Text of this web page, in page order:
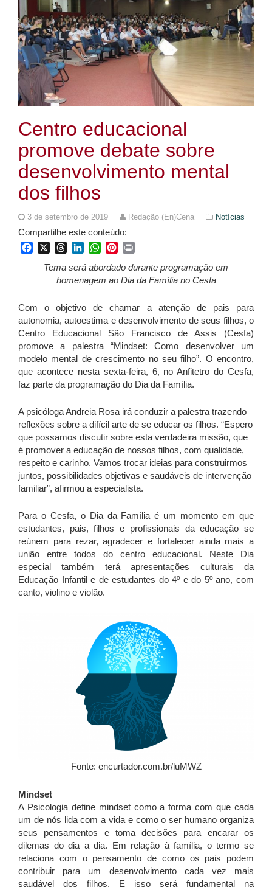
Centro educacional
promove debate sobre
desenvolvimento mental
dos filhos
3 de setembro de 2019 Redação (En)Cena Notícias
Compartilhe este conteúdo:
FacebookThreadsLinkedInWhatsApp
Pinterest
Tema será abordado durante programação em
homenagem ao Dia da Família no Cesfa
Com o objetivo de chamar a atenção de pais para
autonomia, autoestima e desenvolvimento de seus filhos, o
Centro Educacional São Francisco de Assis (Cesfa)
promove a palestra “Mindset: Como desenvolver um
modelo mental de crescimento no seu filho”. O encontro,
que acontece nesta sexta-feira, 6, no Anfitetro do Cesfa,
faz parte da programação do Dia da Família.
A psicóloga Andreia Rosa irá conduzir a palestra trazendo
reflexões sobre a difícil arte de se educar os filhos. “Espero
que possamos discutir sobre esta verdadeira missão, que
é promover a educação de nossos filhos, com qualidade,
respeito e carinho. Vamos trocar ideias para construirmos
juntos, possibilidades objetivas e saudáveis de intervenção
familiar”, afirmou a especialista.
Para o Cesfa, o Dia da Família é um momento em que
estudantes, pais, filhos e profissionais da educação se
reúnem para rezar, agradecer e fortalecer ainda mais a
união entre todos do centro educacional. Neste Dia
especial também terá apresentações culturais da
Educação Infantil e de estudantes do 4º e do 5º ano, com
canto, violino e violão.
Fonte: encurtador.com.br/luMWZ
Mindset
A Psicologia define mindset como a forma com que cada
um de nós lida com a vida e como o ser humano organiza
seus pensamentos e toma decisões para encarar os
dilemas do dia a dia. Em relação à família, o termo se
relaciona com o pensamento de como os pais podem
contribuir para um desenvolvimento cada vez mais
saudável dos filhos. E isso será fundamental na